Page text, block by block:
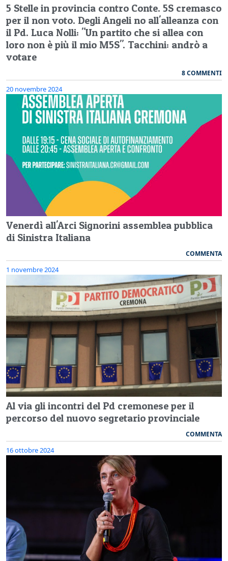
5 Stelle in provincia contro Conte. 5S cremasco
per il non voto. Degli Angeli no all'alleanza con
il Pd. Luca Nolli: "Un partito che si allea con
loro non è più il mio M5S". Tacchini: andrò a
votare
8 COMMENTI
20 novembre 2024
Venerdì all'Arci Signorini assemblea pubblica
di Sinistra Italiana
COMMENTA
1 novembre 2024
Al via gli incontri del Pd cremonese per il
percorso del nuovo segretario provinciale
COMMENTA
16 ottobre 2024